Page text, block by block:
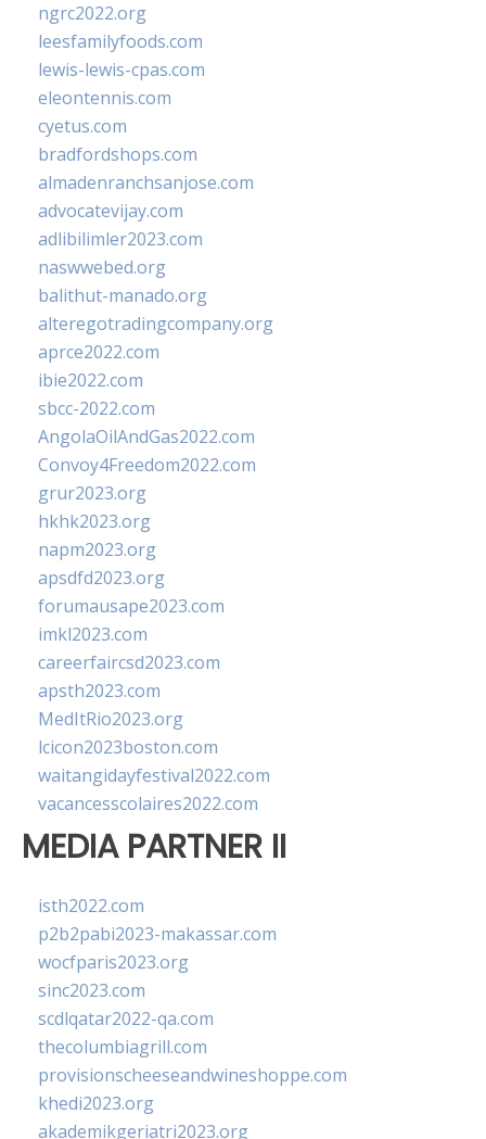
ngrc2022.org
leesfamilyfoods.com
lewis-lewis-cpas.com
eleontennis.com
cyetus.com
bradfordshops.com
almadenranchsanjose.com
advocatevijay.com
adlibilimler2023.com
naswwebed.org
balithut-manado.org
alteregotradingcompany.org
aprce2022.com
ibie2022.com
sbcc-2022.com
AngolaOilAndGas2022.com
Convoy4Freedom2022.com
grur2023.org
hkhk2023.org
napm2023.org
apsdfd2023.org
forumausape2023.com
imkl2023.com
careerfaircsd2023.com
apsth2023.com
MedItRio2023.org
lcicon2023boston.com
waitangidayfestival2022.com
vacancesscolaires2022.com
MEDIA PARTNER II
isth2022.com
p2b2pabi2023-makassar.com
wocfparis2023.org
sinc2023.com
scdlqatar2022-qa.com
thecolumbiagrill.com
provisionscheeseandwineshoppe.com
khedi2023.org
akademikgeriatri2023.org